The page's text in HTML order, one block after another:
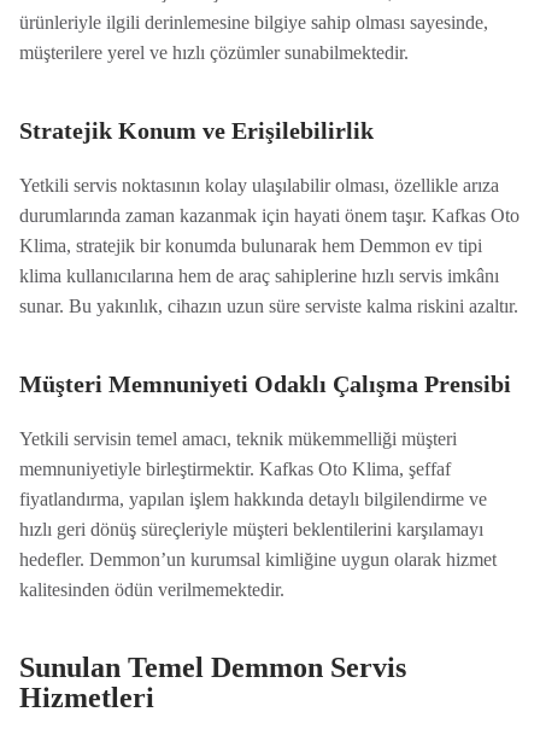
ürünleriyle ilgili derinlemesine bilgiye sahip olması sayesinde,
müşterilere yerel ve hızlı çözümler sunabilmektedir.
Stratejik Konum ve Erişilebilirlik
Yetkili servis noktasının kolay ulaşılabilir olması, özellikle arıza
durumlarında zaman kazanmak için hayati önem taşır. Kafkas Oto
Klima, stratejik bir konumda bulunarak hem Demmon ev tipi
klima kullanıcılarına hem de araç sahiplerine hızlı servis imkânı
sunar. Bu yakınlık, cihazın uzun süre serviste kalma riskini azaltır.
Müşteri Memnuniyeti Odaklı Çalışma Prensibi
Yetkili servisin temel amacı, teknik mükemmelliği müşteri
memnuniyetiyle birleştirmektir. Kafkas Oto Klima, şeffaf
fiyatlandırma, yapılan işlem hakkında detaylı bilgilendirme ve
hızlı geri dönüş süreçleriyle müşteri beklentilerini karşılamayı
hedefler. Demmon’un kurumsal kimliğine uygun olarak hizmet
kalitesinden ödün verilmemektedir.
Sunulan Temel Demmon Servis
Hizmetleri